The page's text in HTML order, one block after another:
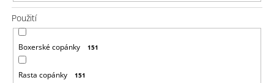
Použití
Boxerské copánky 151
Rasta copánky 151
D